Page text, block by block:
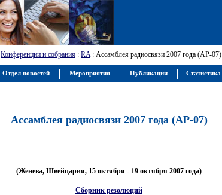
Конференции и собрания : RA: Ассамблея радиосвязи 2007 года (АР-07)
Ассамблея радиосвязи 2007 года (АР-07)
(Женева, Швейцария, 15 октября - 19 октября 2007 года)
Сборник резолюций
Отдел новостей Мероприятия Публикации Статистика